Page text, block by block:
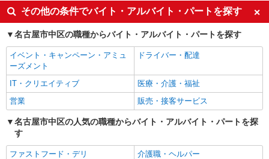
週2～3日勤務OK
短時間勤務（1日4h以内）OK
深夜
扶養内勤務OK
交通費支給
社会保険あり
まかない・食事補助
その他の条件でバイト・アルバイト・パートを探す
名古屋市中区の職種からバイト・アルバイト・パートを探す
イベント・キャンペーン・アミュ
ーズメント
ドライバー・配達
IT・クリエイティブ
医療・介護・福祉
営業
販売・接客サービス
名古屋市中区の人気の職種からバイト・アルバイト・パートを探
す
ファストフード・デリ
介護職・ヘルパー